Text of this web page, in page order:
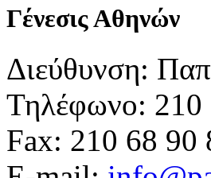
Γένεσις Αθηνών
Διεύθυνση:
Τηλέφωνο: 210
Fax: 210 68 90